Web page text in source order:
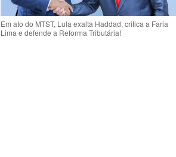
Em ato do MTST, Lula exalta Haddad, critica a Faria
Lima e defende a Reforma Tributária!